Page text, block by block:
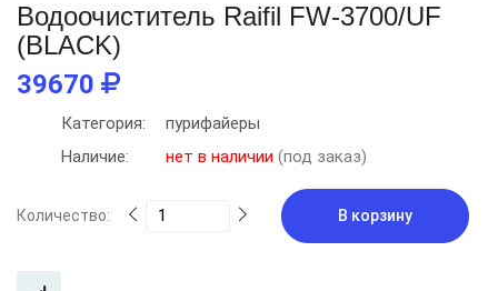
Водоочиститель Raifil FW-3700/UF
(BLACK)
39670
Категория:
пурифайеры
Наличие:
нет в наличии (под заказ)
Количество: В корзину